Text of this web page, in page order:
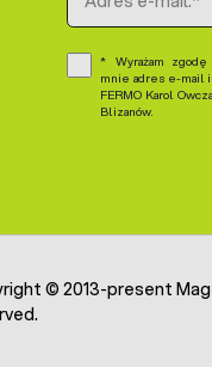
Wyrażam
mnie adres e-mail
FERMO Karol
Blizanów.
© 2013-present